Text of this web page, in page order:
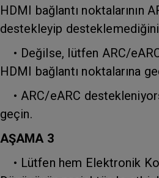
HDMI bağlantı noktalarının
destekleyip
• Değilse, lütfen ARC/
HDMI bağlantı noktalarına
• ARC/eARC
geçin.
AŞAMA 3
• Lütfen hem Elektronik